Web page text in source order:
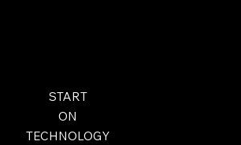
START
ON
TECHNOLOGY